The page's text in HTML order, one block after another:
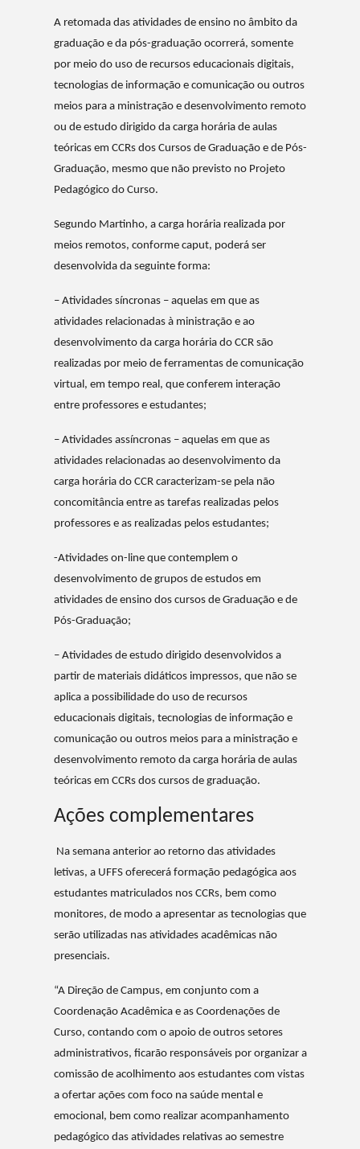
A retomada das atividades de ensino no âmbito da
graduação e da pós-graduação ocorrerá, somente
por meio do uso de recursos educacionais digitais,
tecnologias de informação e comunicação ou outros
meios para a ministração e desenvolvimento remoto
ou de estudo dirigido da carga horária de aulas
teóricas em CCRs dos Cursos de Graduação e de Pós-
Graduação, mesmo que não previsto no Projeto
Pedagógico do Curso.
Segundo Martinho, a carga horária realizada por
meios remotos, conforme caput, poderá ser
desenvolvida da seguinte forma:
– Atividades síncronas – aquelas em que as
atividades relacionadas à ministração e ao
desenvolvimento da carga horária do CCR são
realizadas por meio de ferramentas de comunicação
virtual, em tempo real, que conferem interação
entre professores e estudantes;
– Atividades assíncronas – aquelas em que as
atividades relacionadas ao desenvolvimento da
carga horária do CCR caracterizam-se pela não
concomitância entre as tarefas realizadas pelos
professores e as realizadas pelos estudantes;
-Atividades on-line que contemplem o
desenvolvimento de grupos de estudos em
atividades de ensino dos cursos de Graduação e de
Pós-Graduação;
– Atividades de estudo dirigido desenvolvidos a
partir de materiais didáticos impressos, que não se
aplica a possibilidade do uso de recursos
educacionais digitais, tecnologias de informação e
comunicação ou outros meios para a ministração e
desenvolvimento remoto da carga horária de aulas
teóricas em CCRs dos cursos de graduação.
Ações complementares
Na semana anterior ao retorno das atividades
letivas, a UFFS oferecerá formação pedagógica aos
estudantes matriculados nos CCRs, bem como
monitores, de modo a apresentar as tecnologias que
serão utilizadas nas atividades acadêmicas não
presenciais.
“A Direção de Campus, em conjunto com a
Coordenação Acadêmica e as Coordenações de
Curso, contando com o apoio de outros setores
administrativos, ficarão responsáveis por organizar a
comissão de acolhimento aos estudantes com vistas
a ofertar ações com foco na saúde mental e
emocional, bem como realizar acompanhamento
pedagógico das atividades relativas ao semestre